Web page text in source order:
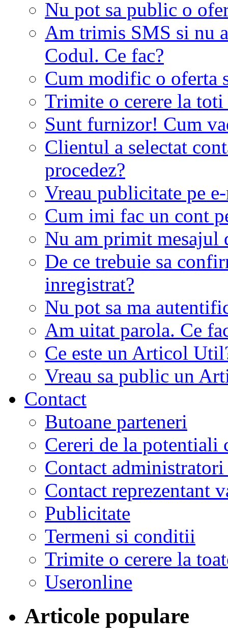
Nu pot sa public o
Am trimis SMS si nu
Codul. Ce fac?
Cum modific o oferta
Trimite o cerere la
Sunt furnizor! Cum
Clientul a selectat
procedez?
Vreau publicitate pe
Cum imi fac un cont
Nu am primit mesajul
De ce trebuie sa
inregistrat?
Nu pot sa ma
Am uitat parola. Ce
Ce este un Articol
Vreau sa public un
Contact
Butoane parteneri
Cereri de la potentiali
Contact
Contact reprezentant
Publicitate
Termeni si conditii
Trimite o cerere la
Useronline
Articole populare